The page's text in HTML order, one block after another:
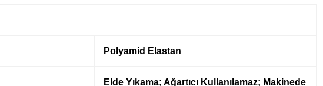
Polyamid Elastan
Elde Yıkama; Ağartıcı Kullanılamaz; Makinede